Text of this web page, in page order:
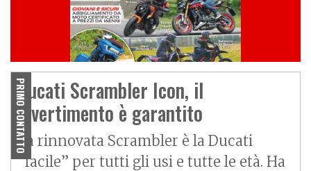
PRIMO CONTATTO
Ducati Scrambler Icon, il
divertimento è garantito
La rinnovata Scrambler è la Ducati
“facile” per tutti gli usi e tutte le età. Ha